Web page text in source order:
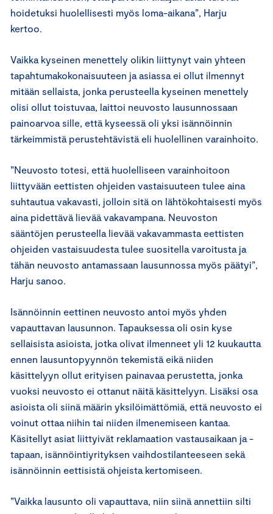
hoidetuksi huolellisesti myös loma-aikana”, Harju
kertoo.
Vaikka kyseinen menettely olikin liittynyt vain yhteen
tapahtumakokonaisuuteen ja asiassa ei ollut ilmennyt
mitään sellaista, jonka perusteella kyseinen menettely
olisi ollut toistuvaa, laittoi neuvosto lausunnossaan
painoarvoa sille, että kyseessä oli yksi isännöinnin
tärkeimmistä perustehtävistä eli huolellinen varainhoito.
”Neuvosto totesi, että huolelliseen varainhoitoon
liittyvään eettisten ohjeiden vastaisuuteen tulee aina
suhtautua vakavasti, jolloin sitä on lähtökohtaisesti myös
aina pidettävä lievää vakavampana. Neuvoston
sääntöjen perusteella lievää vakavammasta eettisten
ohjeiden vastaisuudesta tulee suositella varoitusta ja
tähän neuvosto antamassaan lausunnossa myös päätyi”,
Harju sanoo.
Isännöinnin eettinen neuvosto antoi myös yhden
vapauttavan lausunnon. Tapauksessa oli osin kyse
sellaisista asioista, jotka olivat ilmenneet yli 12 kuukautta
ennen lausuntopyynnön tekemistä eikä niiden
käsittelyyn ollut erityisen painavaa perustetta, jonka
vuoksi neuvosto ei ottanut näitä käsittelyyn. Lisäksi osa
asioista oli siinä määrin yksilöimättömiä, että neuvosto ei
voinut ottaa niihin tai niiden ilmenemiseen kantaa.
Käsitellyt asiat liittyivät reklamaation vastausaikaan ja -
tapaan, isännöintiyrityksen vaihdostilanteeseen sekä
isännöinnin eettisistä ohjeista kertomiseen.
”Vaikka lausunto oli vapauttava, niin siinä annettiin silti